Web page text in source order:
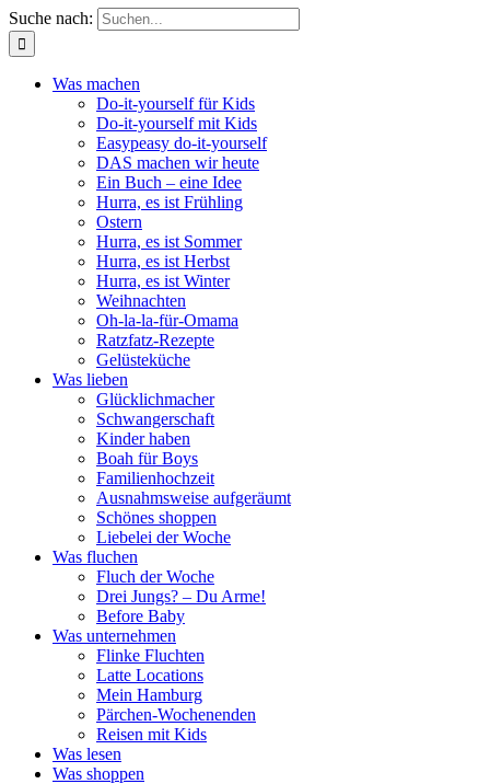
Suche nach:
Was machen
Do-it-yourself für Kids
Do-it-yourself mit Kids
Easypeasy do-it-yourself
DAS machen wir heute
Ein Buch – eine Idee
Hurra, es ist Frühling
Ostern
Hurra, es ist Sommer
Hurra, es ist Herbst
Hurra, es ist Winter
Weihnachten
Oh-la-la-für-Omama
Ratzfatz-Rezepte
Gelüsteküche
Was lieben
Glücklichmacher
Schwangerschaft
Kinder haben
Boah für Boys
Familienhochzeit
Ausnahmsweise aufgeräumt
Schönes shoppen
Liebelei der Woche
Was fluchen
Fluch der Woche
Drei Jungs? – Du Arme!
Before Baby
Was unternehmen
Flinke Fluchten
Latte Locations
Mein Hamburg
Pärchen-Wochenenden
Reisen mit Kids
Was lesen
Was shoppen